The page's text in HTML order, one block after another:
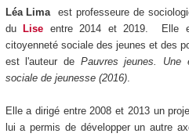
Léa Limaest professeure de
du
Lise entre 2014 et 2019. Elle
citoyenneté sociale des jeunes et des
est l'auteur de Pauvres jeunes. Une
sociale de jeunesse (2016).
Elle a dirigé entre 2008 et 2013 un
lui a permis de développer un autre